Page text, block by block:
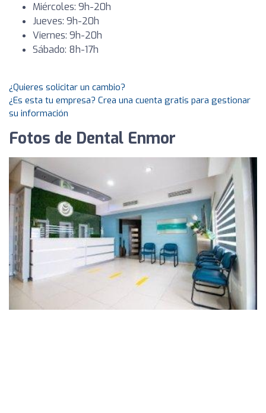
Miércoles: 9h-20h
Jueves: 9h-20h
Viernes: 9h-20h
Sábado: 8h-17h
¿Quieres solicitar un cambio?
¿Es esta tu empresa? Crea una cuenta gratis para gestionar
su información
Fotos de Dental Enmor